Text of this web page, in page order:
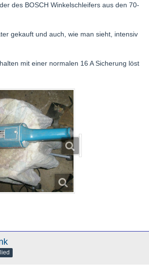
des BOSCH Winkelschleifers aus den 70-
gekauft und auch, wie man sieht, intensiv
mit einer normalen 16 A Sicherung löst